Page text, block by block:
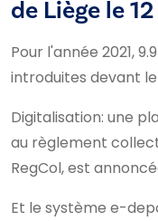
de Liège le
Pour l'année 2021,
introduites devant
Digitalisation: une
au règlement
RegCol, est
Et le système e-